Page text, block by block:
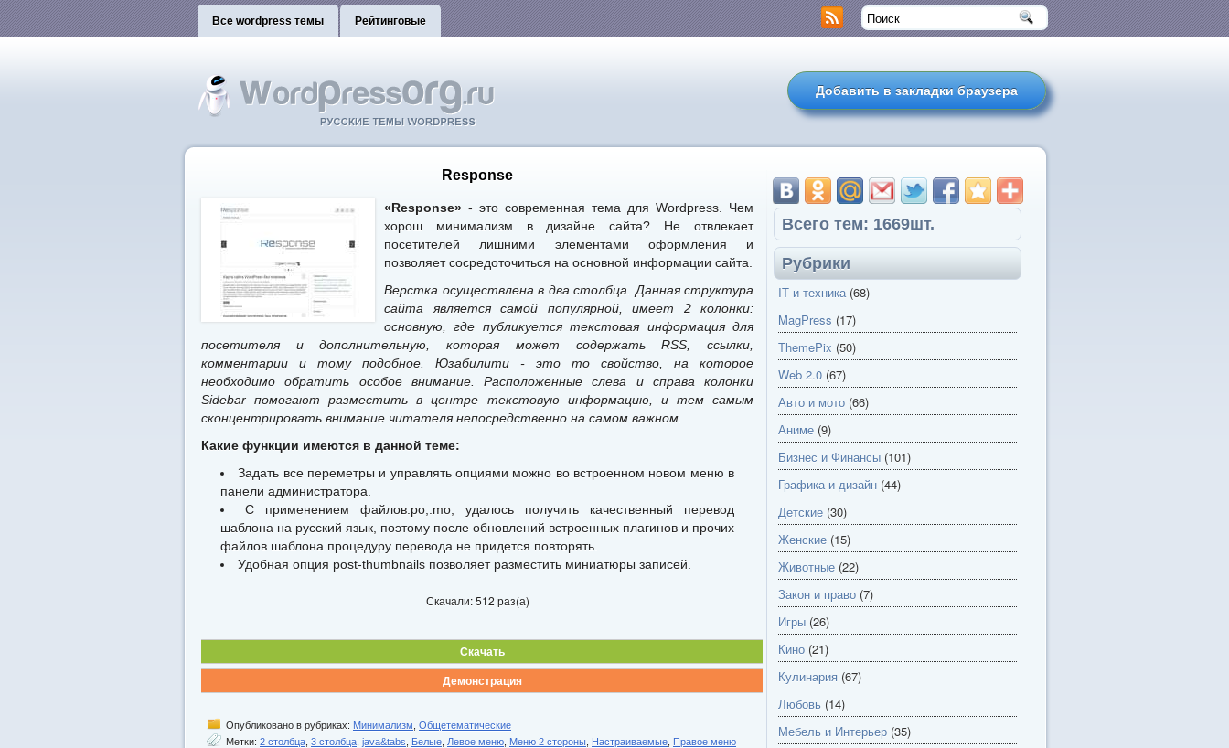
Все wordpress темы Рейтинговые
Добавить в закладки браузера
Response
«Response» - это современная тема для Wordpress. Чем
хорош минимализм в дизайне сайта? Не отвлекает
посетителей лишними элементами оформления и
позволяет сосредоточиться на основной информации сайта.
Верстка осуществлена в два столбца. Данная структура
сайта является самой популярной, имеет 2 колонки:
основную, где публикуется текстовая информация для
посетителя и дополнительную, которая может содержать RSS, ссылки,
комментарии и тому подобное. Юзабилити - это то свойство, на которое
необходимо обратить особое внимание. Расположенные слева и справа колонки
Sidebar помогают разместить в центре текстовую информацию, и тем самым
сконцентрировать внимание читателя непосредственно на самом важном.
Какие функции имеются в данной теме:
Задать все переметры и управлять опциями можно во встроенном новом меню в
панели администратора.
С применением файлов.po,.mo, удалось получить качественный перевод
шаблона на русский язык, поэтому после обновлений встроенных плагинов и прочих
файлов шаблона процедуру перевода не придется повторять.
Удобная опция post-thumbnails позволяет разместить миниатюры записей.
Скачали: 512 раз(а)
Скачать
Демонстрация
Опубликовано в рубриках: Минимализм Общетематические
Метки: 2 столбца 3 столбца java&tabs Белые Левое меню Меню 2 стороны Настраиваемые Правое меню
Всего тем: 1669шт.
Рубрики
IT и техника(68)
MagPress (17)
ThemePix (50)
Web 2.0 (67)
Авто и мото (66)
Аниме (9)
Бизнес и Финансы (101)
Графика и дизайн (44)
Детские (30)
Женские (15)
Животные (22)
Закон и право (7)
Игры (26)
Кино (21)
Кулинария (67)
Любовь (14)
Мебель и Интерьер (35)